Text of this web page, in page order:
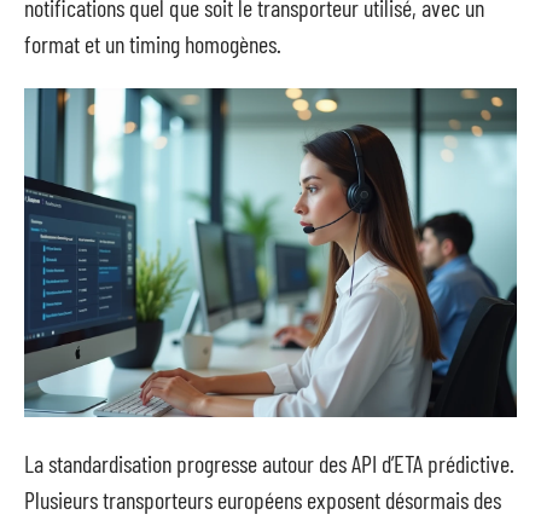
notifications quel que soit le transporteur utilisé, avec un
format et un timing homogènes.
La standardisation progresse autour des API d’ETA prédictive.
Plusieurs transporteurs européens exposent désormais des